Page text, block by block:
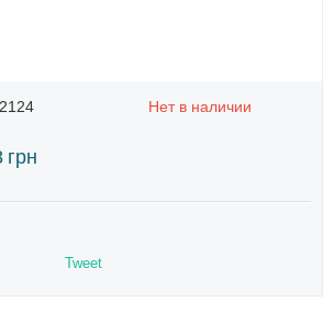
Нет в наличии
грн
Tweet